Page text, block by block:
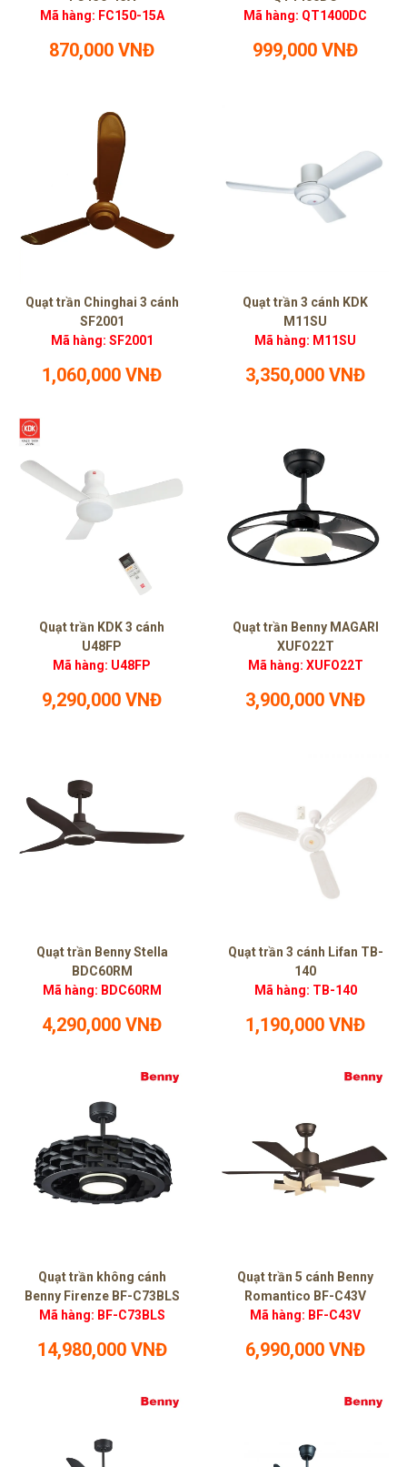
Mã hàng: FC150-15A
870,000 VNĐ
Mã hàng: QT1400DC
999,000 VNĐ
Quạt trần Chinghai 3 cánh
SF2001
Mã hàng: SF2001
1,060,000 VNĐ
Quạt trần 3 cánh KDK
M11SU
Mã hàng: M11SU
3,350,000 VNĐ
Quạt trần KDK 3 cánh
U48FP
Mã hàng: U48FP
9,290,000 VNĐ
Quạt trần Benny MAGARI
XUFO22T
Mã hàng: XUFO22T
3,900,000 VNĐ
Quạt trần Benny Stella
BDC60RM
Mã hàng: BDC60RM
4,290,000 VNĐ
Quạt trần 3 cánh Lifan TB-
140
Mã hàng: TB-140
1,190,000 VNĐ
Quạt trần không cánh
Benny Firenze BF-C73BLS
Mã hàng: BF-C73BLS
14,980,000 VNĐ
Quạt trần 5 cánh Benny
Romantico BF-C43V
Mã hàng: BF-C43V
6,990,000 VNĐ